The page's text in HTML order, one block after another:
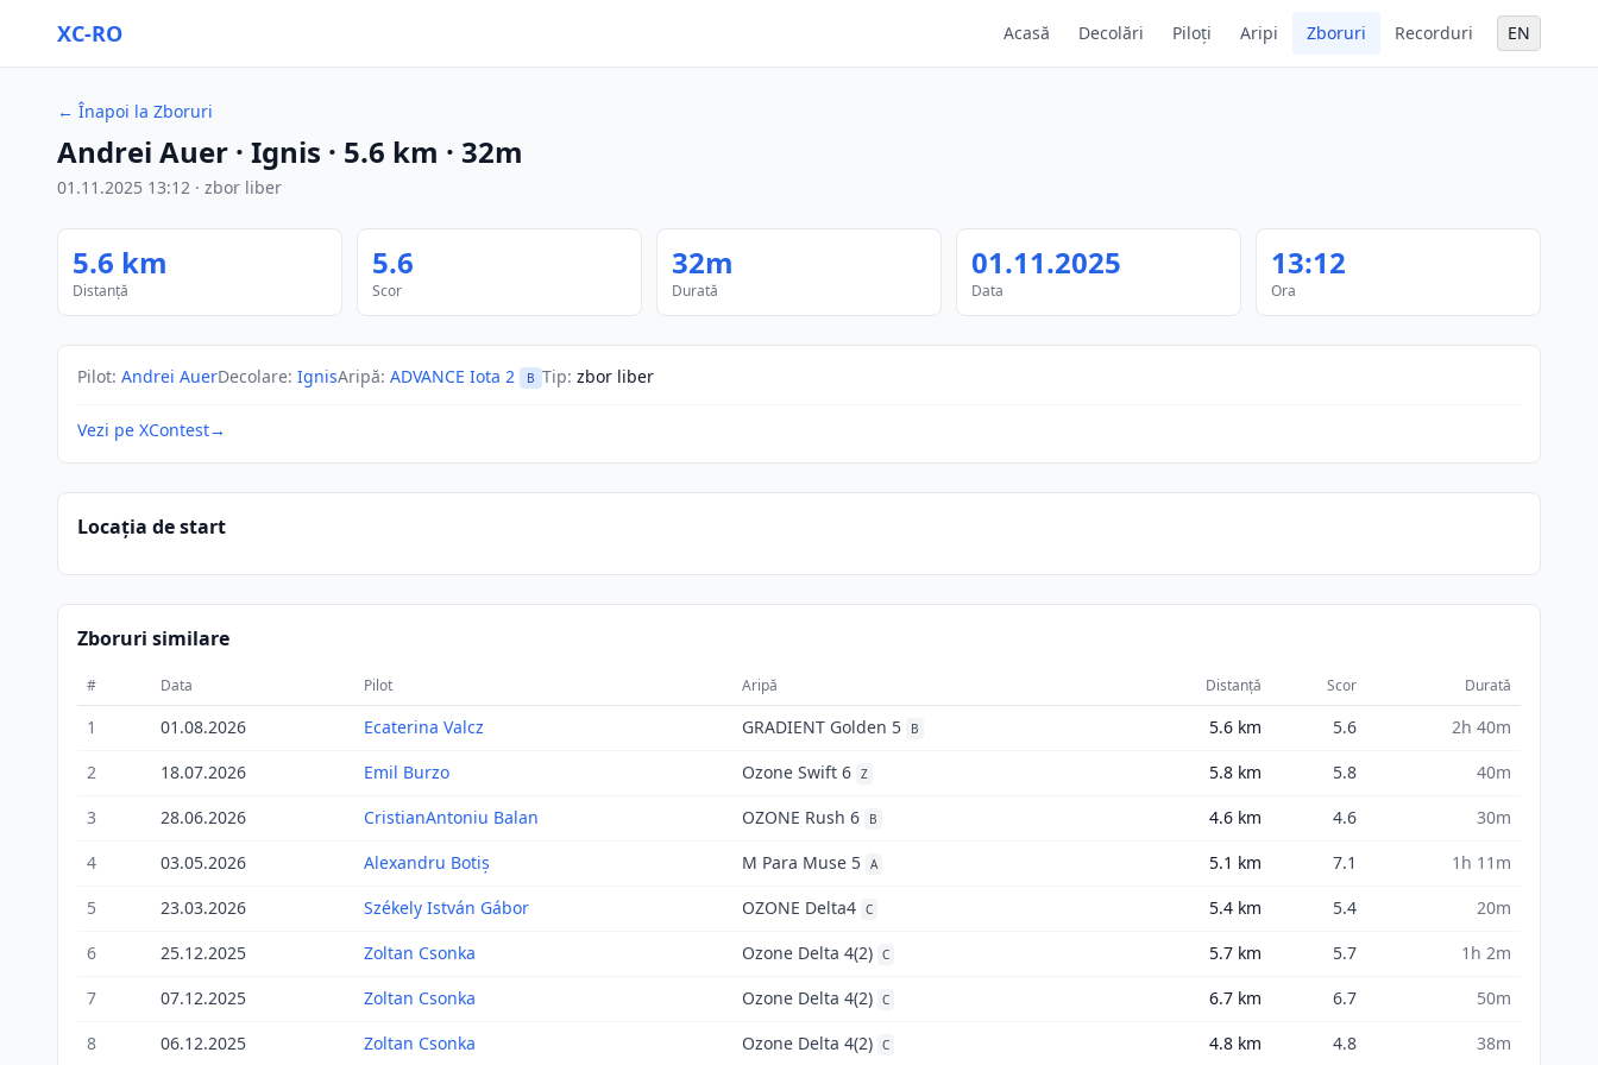
XC-RO Acasă Decolări Piloți Aripi Zboruri Recorduri EN
← Înapoi la Zboruri
Andrei Auer · Ignis · 5.6 km · 32m
01.11.2025 13:12 · zbor liber
5.6 km
Distanță
5.6
Scor
32m
Durată
01.11.2025
Data
13:12
Ora
Pilot: Andrei AuerDecolare: IgnisAripă: ADVANCE Iota 2 B Tip: zbor liber
Vezi pe XContest→
Locația de start
Zboruri similare
# Data Pilot Aripă Distanță Scor Durată
1 01.08.2026 Ecaterina Valcz GRADIENT Golden 5 B 5.6 km 5.6
2h 40m
2
18.07.2026 Emil Burzo Ozone Swift 6 Z 5.8 km 5.8
40m
3
28.06.2026 CristianAntoniu Balan OZONE Rush 6 B 4.6 km 4.6
30m
4
03.05.2026 Alexandru Botiș M Para Muse 5 A 5.1 km 7.1
1h 11m
5
23.03.2026 Székely István Gábor OZONE Delta4 C 5.4 km 5.4
20m
6
25.12.2025 Zoltan Csonka Ozone Delta 4(2) C 5.7 km 5.7
1h 2m
7
07.12.2025 Zoltan Csonka Ozone Delta 4(2) C 6.7 km 6.7
50m
8
06.12.2025 Zoltan Csonka Ozone Delta 4(2) C 4.8 km 4.8 38m